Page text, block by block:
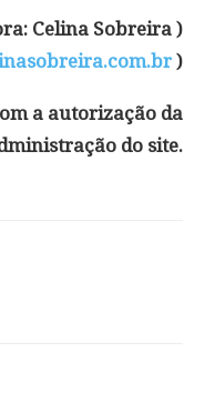
Celina Sobreira )
)
a autorização da
do site.